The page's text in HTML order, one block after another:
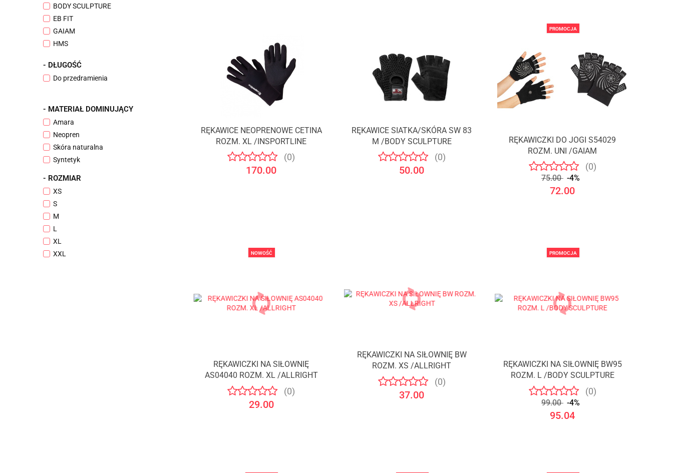
BODY SCULPTURE
EB FIT
GAIAM
HMS
METEOR
REEBOK
- DŁUGOŚĆ
Do przedramienia
- MATERIAŁ DOMINUJĄCY
Amara
Neopren
Skóra naturalna
Syntetyk
- ROZMIAR
XS
S
M
L
XL
XXL
RĘKAWICE NEOPRENOWE CETINA
ROZM. XL /INSPORTLINE
(0)
170.00
RĘKAWICE SIATKA/SKÓRA SW 83
M /BODY SCULPTURE
(0)
50.00
PROMOCJA
RĘKAWICZKI DO JOGI S54029
ROZM. UNI /GAIAM
(0)
75.00 -4%
72.00
NOWOŚĆ
RĘKAWICZKI NA SIŁOWNIĘ
AS04040 ROZM. XL /ALLRIGHT
(0)
29.00
RĘKAWICZKI NA SIŁOWNIĘ BW
ROZM. XS /ALLRIGHT
(0)
37.00
PROMOCJA
RĘKAWICZKI NA SIŁOWNIĘ BW95
ROZM. L /BODY SCULPTURE
(0)
99.00 -4%
95.04